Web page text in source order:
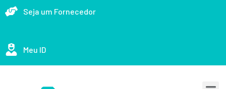
Seja um Fornecedor
Meu ID